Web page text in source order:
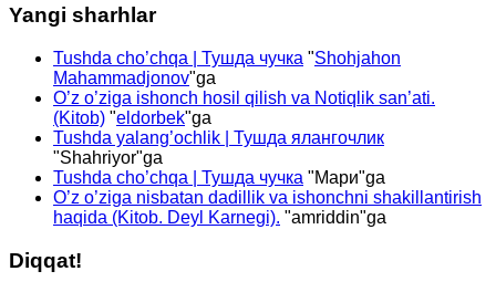
Yangi sharhlar
Tushda cho’chqa | Тушда чучка "Shohjahon
Mahammadjonov"ga
O’z o’ziga ishonch hosil qilish va Notiqlik san’ati.
(Kitob) "eldorbek"ga
Tushda yalang’ochlik | Тушда ялангочлик
"Shahriyor"ga
Tushda cho’chqa | Тушда чучка "Мари"ga
O’z o’ziga nisbatan dadillik va ishonchni shakillantirish
haqida (Kitob. Deyl Karnegi). "amriddin"ga
Diqqat!